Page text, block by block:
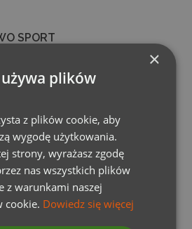
SPORT
SPORT
Campów będą mieszkać w
pokojach 4-7 os. Wokół obiektu
infrastruktura sportowa i
pomost, kąpielisko, 3 korty
boiska do gry w piłkę
i siatkówkę, sala do tańca, sala
×
plików
z plików cookie, aby
wygodę użytkowania.
strony, wyrażasz zgodę
nas wszystkich plików
z warunkami naszej
cookie. Dowiedz się więcej